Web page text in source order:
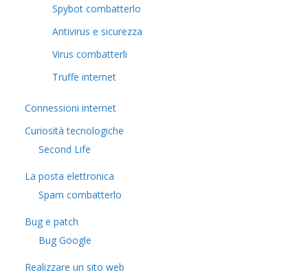
Spybot combatterlo
Antivirus e sicurezza
Virus combatterli
Truffe internet
Connessioni internet
Curiosità tecnologiche
​Second Life
La posta elettronica
Spam combatterlo
Bug e patch
Bug Google
Realizzare un sito web